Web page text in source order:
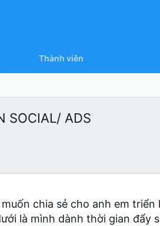
Thành viên
SOCIAL/ ADS
chia sẻ cho anh em
là mình dành thời gian đẩy